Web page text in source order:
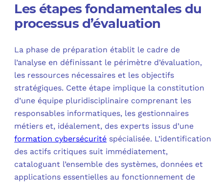
Les étapes fondamentales du
processus d’évaluation
La phase de préparation établit le cadre de
l’analyse en définissant le périmètre d’évaluation,
les ressources nécessaires et les objectifs
stratégiques. Cette étape implique la constitution
d’une équipe pluridisciplinaire comprenant les
responsables informatiques, les gestionnaires
métiers et, idéalement, des experts issus d’une
formation cybersécurité spécialisée. L’identification
des actifs critiques suit immédiatement,
cataloguant l’ensemble des systèmes, données et
applications essentielles au fonctionnement de